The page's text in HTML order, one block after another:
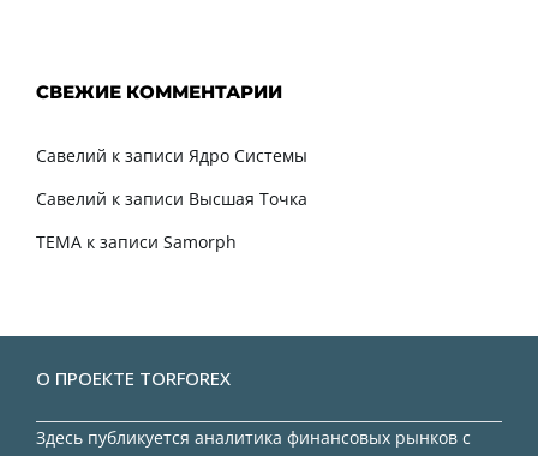
СВЕЖИЕ КОММЕНТАРИИ
Савелий к записи Ядро Системы
Савелий к записи Высшая Точка
TEMA к записи Samorph
О ПРОЕКТЕ TORFOREX
Здесь публикуется аналитика финансовых рынков с